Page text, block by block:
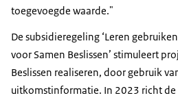
toegevoegde waarde."
De subsidieregeling ‘Leren
voor Samen Beslissen’ stimuleert
Beslissen realiseren, door gebruik
uitkomstinformatie. In 2023 richt de